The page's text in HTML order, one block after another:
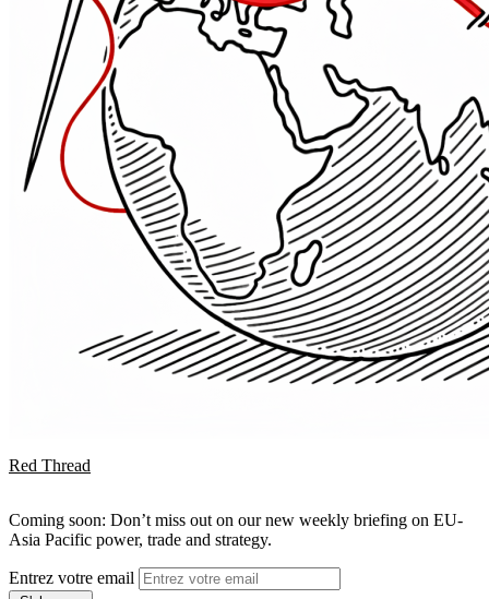
Red Thread
Coming soon: Don’t miss out on our new weekly briefing on EU-
Asia Pacific power, trade and strategy.
Entrez votre email